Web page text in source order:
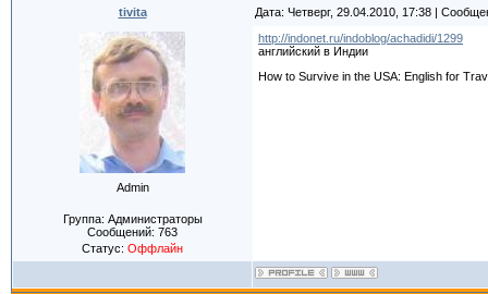
tivita Дата: Четверг, 29.04.2010, 17:38 |
Admin
Группа: Администраторы
Сообщений: 763
Статус: Оффлайн
http://indonet.ru/indoblog/achadidi/1299
английский в Индии
How to Survive in the USA: English for